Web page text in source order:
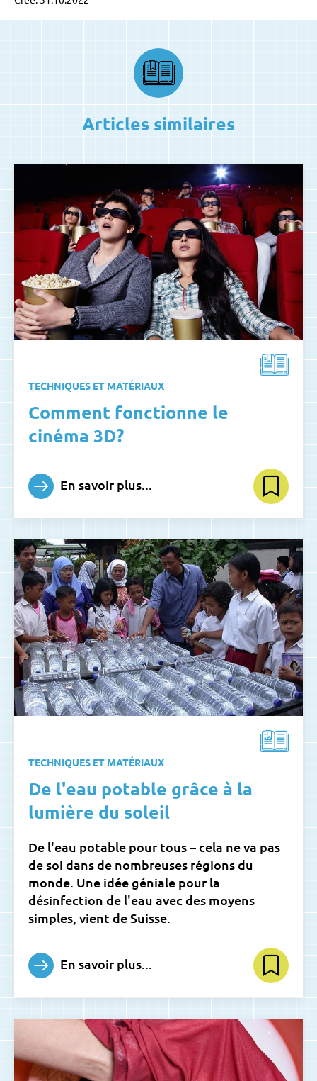
Articles similaires
TECHNIQUES ET MATÉRIAUX
Comment fonctionne le
cinéma 3D?
En savoir plus...
TECHNIQUES ET MATÉRIAUX
De l'eau potable grâce à la
lumière du soleil
De l'eau potable pour tous – cela ne va pas
de soi dans de nombreuses régions du
monde. Une idée géniale pour la
désinfection de l'eau avec des moyens
simples, vient de Suisse.
En savoir plus...